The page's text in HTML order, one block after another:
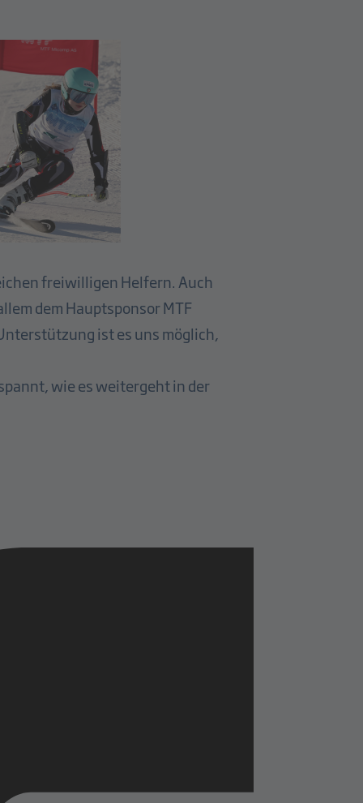
freiwilligen Helfern. Auch
dem Hauptsponsor MTF
ist es uns möglich,
wie es weitergeht in der